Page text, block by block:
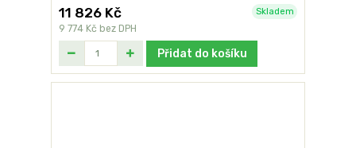
11 826 Kč
9 774 Kč bez DPH
Skladem
Přidat do košíku